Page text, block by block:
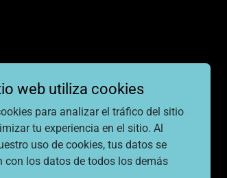
web utiliza cookies
para analizar el tráfico del sitio
tu experiencia en el sitio. Al
uso de cookies, tus datos se
con los datos de todos los demás